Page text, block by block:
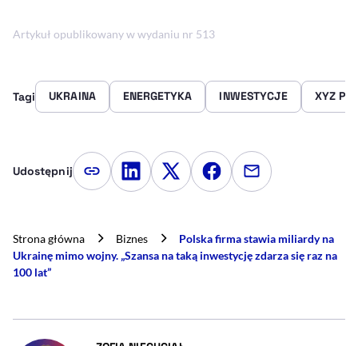
Artykuł opublikowany w wydaniu nr 513
Tagi UKRAINA ENERGETYKA INWESTYCJE XYZ
Udostępnij Kopiuj link artykułu
Udostępnij na LinkedIn
Udostępnij na Twitterze
Udostępnij na
Udostępnij
Strona główna Biznes
Polska firma stawia miliardy na
Ukrainę mimo wojny. „Szansa na taką inwestycję zdarza się raz na
100 lat”